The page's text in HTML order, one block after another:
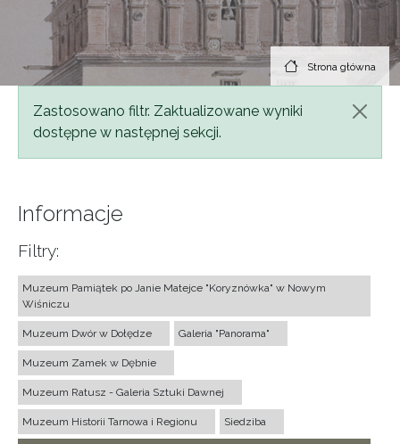
Strona główna
Komunikat
Zastosowano filtr. Zaktualizowane wyniki
dostępne w następnej sekcji.
Informacje
Filtry:
Muzeum Pamiątek po Janie Matejce "Koryznówka" w Nowym
Wiśniczu
Muzeum Dwór w Dołędze Galeria "Panorama"
Muzeum Zamek w Dębnie
Muzeum Ratusz - Galeria Sztuki Dawnej
Muzeum Historii Tarnowa i Regionu Siedziba